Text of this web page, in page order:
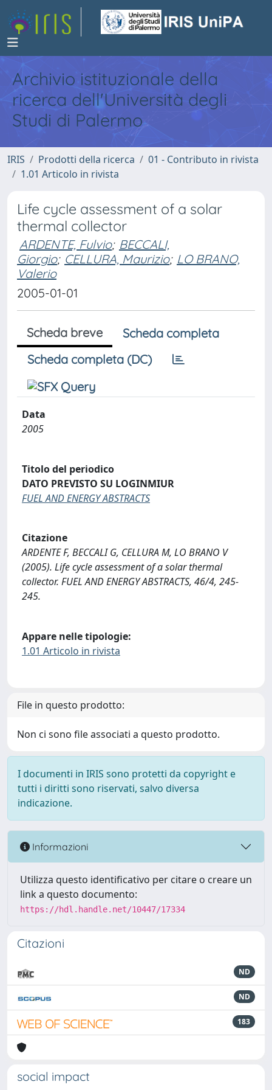
Archivio istituzionale della
ricerca dell'Università degli
Studi di Palermo
IRIS Prodotti della ricerca
01 - Contributo in rivista
1.01 Articolo in rivista
Life cycle assessment of a solar
thermal collector
ARDENTE, Fulvio; BECCALI,
Giorgio; CELLURA, Maurizio; LO BRANO,
Valerio
2005-01-01
Scheda breve
Scheda completa
Scheda completa (DC)
Data
2005
Titolo del periodico
DATO PREVISTO SU LOGINMIUR
FUEL AND ENERGY ABSTRACTS
Citazione
ARDENTE F, BECCALI G, CELLURA M, LO BRANO V
(2005). Life cycle assessment of a solar thermal
collector. FUEL AND ENERGY ABSTRACTS, 46/4, 245-
245.
Appare nelle tipologie:
1.01 Articolo in rivista
File in questo prodotto:
Non ci sono file associati a questo prodotto.
I documenti in IRIS sono protetti da copyright e
tutti i diritti sono riservati, salvo diversa
indicazione.
Informazioni
Utilizza questo identificativo per citare o creare un
link a questo documento:
https://hdl.handle.net/10447/17334
Citazioni
ND
ND
183
social impact